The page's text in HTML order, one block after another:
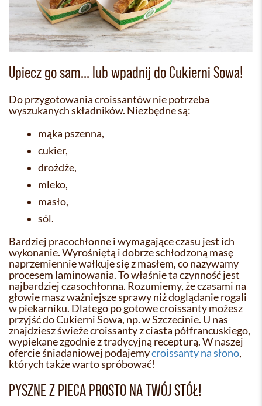
Upiecz go sam... lub wpadnij do Cukierni Sowa!
Do przygotowania croissantów nie potrzeba
wyszukanych składników. Niezbędne są:
mąka pszenna,
cukier,
drożdże,
mleko,
masło,
sól.
Bardziej pracochłonne i wymagające czasu jest ich
wykonanie. Wyrośniętą i dobrze schłodzoną masę
naprzemiennie wałkuje się z masłem, co nazywamy
procesem laminowania. To właśnie ta czynność jest
najbardziej czasochłonna. Rozumiemy, że czasami na
głowie masz ważniejsze sprawy niż doglądanie rogali
w piekarniku. Dlatego po gotowe croissanty możesz
przyjść do Cukierni Sowa, np. w Szczecinie. U nas
znajdziesz świeże croissanty z ciasta półfrancuskiego,
wypiekane zgodnie z tradycyjną recepturą. W naszej
ofercie śniadaniowej podajemycroissanty na słono,
których także warto spróbować!
PYSZNE Z PIECA PROSTO NA TWÓJ STÓŁ!